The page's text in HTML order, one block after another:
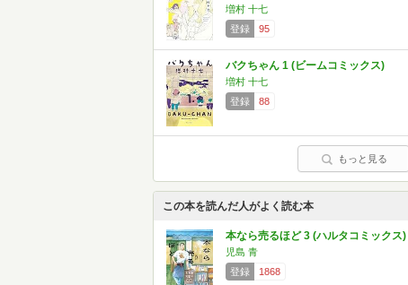
増村 十七
登録
95
バクちゃん 1 (ビームコミックス)
増村 十七
登録
88
もっと見る
この本を読んだ人がよく読む本
本なら売るほど 3 (ハルタコミックス)
児島 青
登録
1868